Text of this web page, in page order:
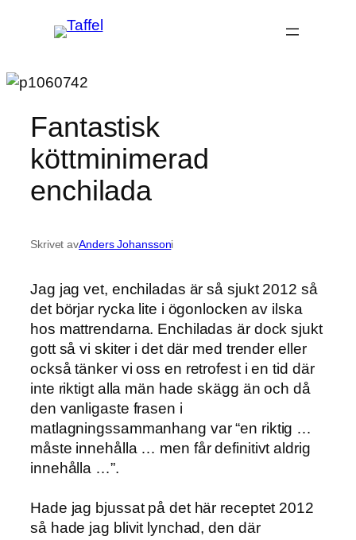
Fantastisk
köttminimerad
enchilada
Skrivet avAnders Johanssoni
Jag jag vet, enchiladas är så sjukt 2012 så
det börjar rycka lite i ögonlocken av ilska
hos mattrendarna. Enchiladas är dock sjukt
gott så vi skiter i det där med trender eller
också tänker vi oss en retrofest i en tid där
inte riktigt alla män hade skägg än och då
den vanligaste frasen i
matlagningssammanhang var “en riktig …
måste innehålla … men får definitivt aldrig
innehålla …”.
Hade jag bjussat på det här receptet 2012
så hade jag blivit lynchad, den där